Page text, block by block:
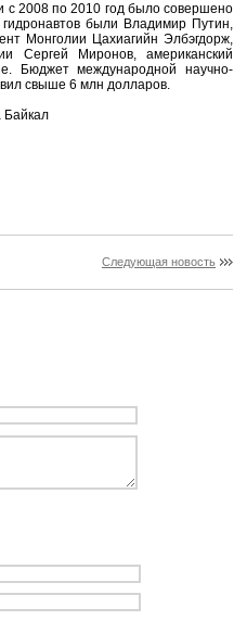
с 2008 по 2010 год было совершено
были Владимир Путин,
Монголии Цахиагийн Элбэгдорж,
Сергей Миронов, американский
Бюджет международной научно-
свыше 6 млн долларов.
Следующая новость